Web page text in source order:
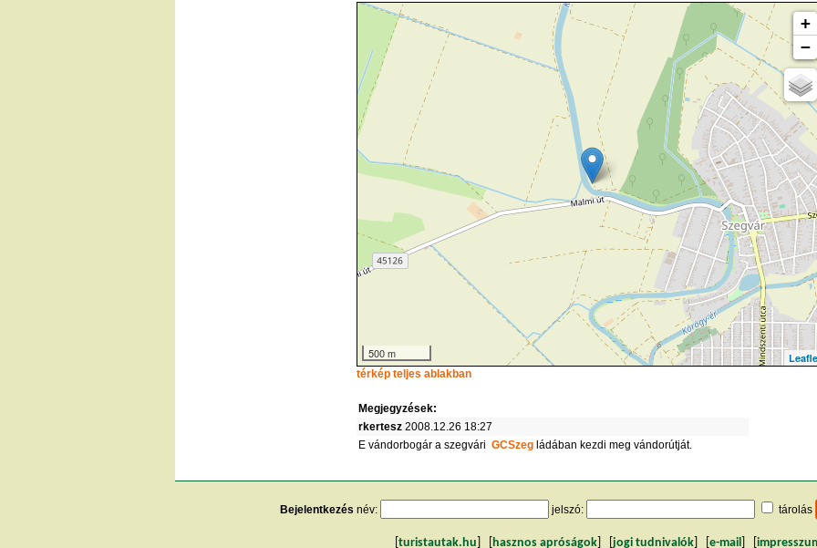
+
−
500 m
térkép teljes ablakban
Megjegyzések:
rkertesz 2008.12.26 18:27
E vándorbogár a szegvári GCSzeg ládában kezdi meg vándorútját.
Bejelentkezés név: jelszó: tárolás
turistautak.hu hasznos apróságok jogi tudnivalók e-mail